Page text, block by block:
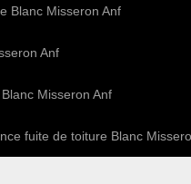
Blanc Misseron Anf
Anf
Misseron Anf
fuite de toiture Blanc